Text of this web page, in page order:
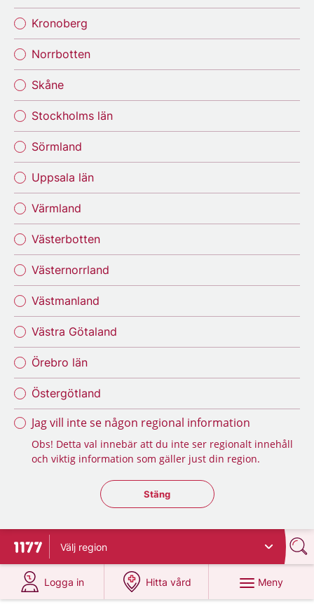
Kronoberg
Norrbotten
Skåne
Stockholms län
Sörmland
Uppsala län
Värmland
Västerbotten
Västernorrland
Västmanland
Västra Götaland
Örebro län
Östergötland
Jag vill inte se någon regional information
Obs! Detta val innebär att du inte ser regionalt innehåll
och viktig information som gäller just din region.
Stäng regionsväljaren
Stäng
Till startsidan för 1177
Välj region
Logga in
på 1177.se
Hitta vård
på 1177.se
Meny